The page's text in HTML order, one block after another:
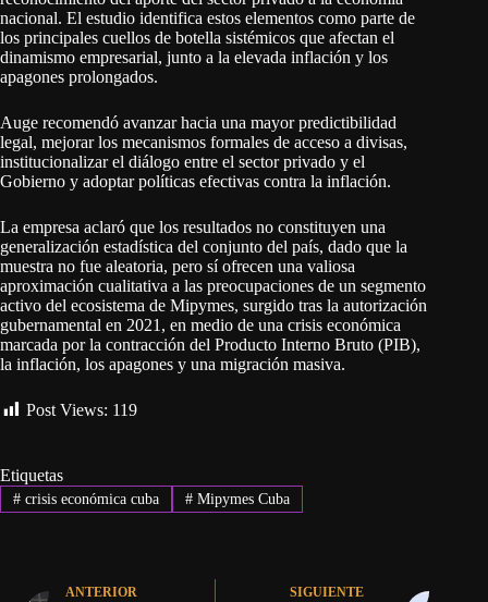
nacional. El estudio identifica estos elementos como parte de
los principales cuellos de botella sistémicos que afectan el
dinamismo empresarial, junto a la elevada inflación y los
apagones prolongados.
Auge recomendó avanzar hacia una mayor predictibilidad
legal, mejorar los mecanismos formales de acceso a divisas,
institucionalizar el diálogo entre el sector privado y el
Gobierno y adoptar políticas efectivas contra la inflación.
La empresa aclaró que los resultados no constituyen una
generalización estadística del conjunto del país, dado que la
muestra no fue aleatoria, pero sí ofrecen una valiosa
aproximación cualitativa a las preocupaciones de un segmento
activo del ecosistema de Mipymes, surgido tras la autorización
gubernamental en 2021, en medio de una crisis económica
marcada por la contracción del Producto Interno Bruto (PIB),
la inflación, los apagones y una migración masiva.
Post Views: 119
Etiquetas
#crisis económica cuba #Mipymes Cuba
ANTERIOR SIGUIENTE